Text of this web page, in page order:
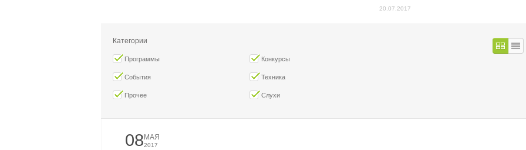
20.07.2017
Категории
Программы Конкурсы
События Техника
Прочее Слухи
08 МАЯ
2017